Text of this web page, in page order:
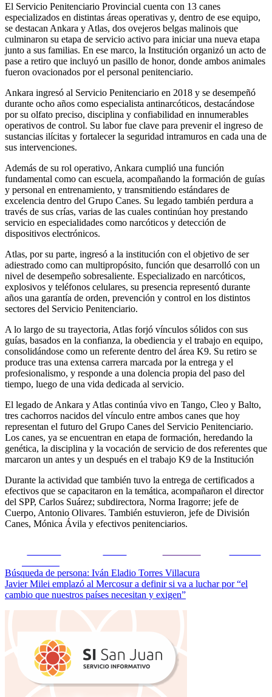
El Servicio Penitenciario Provincial cuenta con 13 canes
especializados en distintas áreas operativas y, dentro de ese equipo,
se destacan Ankara y Atlas, dos ovejeros belgas malinois que
culminaron su etapa de servicio activo para iniciar una nueva etapa
junto a sus familias. En ese marco, la Institución organizó un acto de
pase a retiro que incluyó un pasillo de honor, donde ambos animales
fueron ovacionados por el personal penitenciario.
Ankara ingresó al Servicio Penitenciario en 2018 y se desempeñó
durante ocho años como especialista antinarcóticos, destacándose
por su olfato preciso, disciplina y confiabilidad en innumerables
operativos de control. Su labor fue clave para prevenir el ingreso de
sustancias ilícitas y fortalecer la seguridad intramuros en cada una de
sus intervenciones.
Además de su rol operativo, Ankara cumplió una función
fundamental como can escuela, acompañando la formación de guías
y personal en entrenamiento, y transmitiendo estándares de
excelencia dentro del Grupo Canes. Su legado también perdura a
través de sus crías, varias de las cuales continúan hoy prestando
servicio en especialidades como narcóticos y detección de
dispositivos electrónicos.
Atlas, por su parte, ingresó a la institución con el objetivo de ser
adiestrado como can multipropósito, función que desarrolló con un
nivel de desempeño sobresaliente. Especializado en narcóticos,
explosivos y teléfonos celulares, su presencia representó durante
años una garantía de orden, prevención y control en los distintos
sectores del Servicio Penitenciario.
A lo largo de su trayectoria, Atlas forjó vínculos sólidos con sus
guías, basados en la confianza, la obediencia y el trabajo en equipo,
consolidándose como un referente dentro del área K9. Su retiro se
produce tras una extensa carrera marcada por la entrega y el
profesionalismo, y responde a una dolencia propia del paso del
tiempo, luego de una vida dedicada al servicio.
El legado de Ankara y Atlas continúa vivo en Tango, Cleo y Balto,
tres cachorros nacidos del vínculo entre ambos canes que hoy
representan el futuro del Grupo Canes del Servicio Penitenciario.
Los canes, ya se encuentran en etapa de formación, heredando la
genética, la disciplina y la vocación de servicio de dos referentes que
marcaron un antes y un después en el trabajo K9 de la Institución
Durante la actividad que también tuvo la entrega de certificados a
efectivos que se capacitaron en la temática, acompañaron el director
del SPP, Carlos Suárez; subdirectora, Norma Iragorre; jefe de
Cuerpo, Antonio Olivares. También estuvieron, jefe de División
Canes, Mónica Ávila y efectivos penitenciarios.
Navegación
de
entradas
Búsqueda de persona: Iván Eladio Torres Villacura
Javier Milei emplazó al Mercosur a definir si va a luchar por “el
cambio que nuestros países necesitan y exigen”